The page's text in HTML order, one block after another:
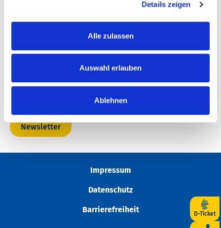
Details zeigen
Alle zulassen
Auswahl erlauben
Ablehnen
D-Ticket
Newsletter
Impressum
Datenschutz
Barrierefreiheit